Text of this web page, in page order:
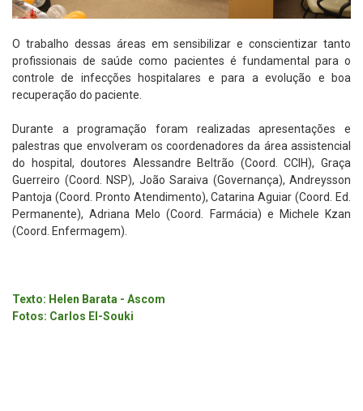
O trabalho dessas áreas em sensibilizar e conscientizar tanto
profissionais de saúde como pacientes é fundamental para o
controle de infecções hospitalares e para a evolução e boa
recuperação do paciente.
​Durante a programação foram realizadas apresentações e
palestras​ que envolveram os coordenadores da área assistencial
do hospital, doutores Alessandre Beltrão (Coord. CCIH), Graça
Guerreiro (Coord. NSP), João Saraiva (Governança), Andreysson
Pantoja (Coord. Pronto Atendimento), Catarina Aguiar (Coord. Ed.
Permanente), Adriana Melo (Coord. Farmácia) e Michele Kzan
(Coord. Enfermagem).
Texto: Helen Barata - Ascom
Fotos: Carlos El-Souki